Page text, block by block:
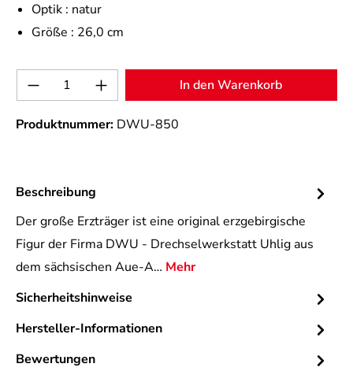
Optik : natur
Größe : 26,0 cm
Produkt Anzahl: Gib den gewünschten
In den Warenkorb
Produktnummer: DWU-850
Beschreibung
Der große Erzträger ist eine original erzgebirgische
Figur der Firma DWU - Drechselwerkstatt Uhlig aus
dem sächsischen Aue-A… Mehr
Sicherheitshinweise
Hersteller-Informationen
Bewertungen